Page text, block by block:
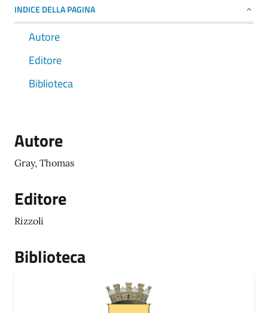
INDICE DELLA PAGINA
Autore
Editore
Biblioteca
Autore
Gray, Thomas
Editore
Rizzoli
Biblioteca